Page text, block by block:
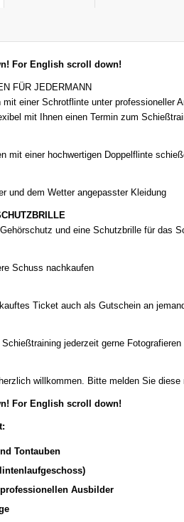
For English scroll down!
FÜR JEDERMANN
einer Schrotflinte unter professioneller
mit Ihnen einen Termin zum
mit einer hochwertigen Doppelflinte
und dem Wetter angepasster Kleidung
und eine Schutzbrille für das
Schuss nachkaufen
Ticket auch als Gutschein an
jederzeit gerne
willkommen. Bitte melden Sie diese
For English scroll down!
Tontauben
Ausbilder